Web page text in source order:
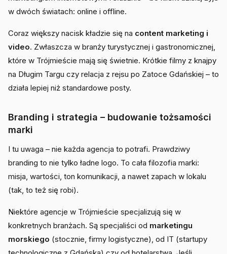
w dwóch światach: online i offline.
Coraz większy nacisk kładzie się na content marketing i
video. Zwłaszcza w branży turystycznej i gastronomicznej,
które w Trójmieście mają się świetnie. Krótkie filmy z knajpy
na Długim Targu czy relacja z rejsu po Zatoce Gdańskiej – to
działa lepiej niż standardowe posty.
Branding i strategia – budowanie tożsamości
marki
I tu uwaga – nie każda agencja to potrafi. Prawdziwy
branding to nie tylko ładne logo. To cała filozofia marki:
misja, wartości, ton komunikacji, a nawet zapach w lokalu
(tak, to też się robi).
Niektóre agencje w Trójmieście specjalizują się w
konkretnych branżach. Są specjaliści od marketingu
morskiego (stocznie, firmy logistyczne), od IT (startupy